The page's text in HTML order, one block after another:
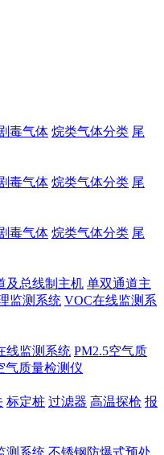
毒气体 烷类气体分类 尾
毒气体 烷类气体分类 尾
毒气体 烷类气体分类 尾
及总线制主机 单双通道主
监测系统 VOC在线监测系
线监测系统 PM2.5空气质
气质量检测仪
标定桩 过滤器 高温探枪 报